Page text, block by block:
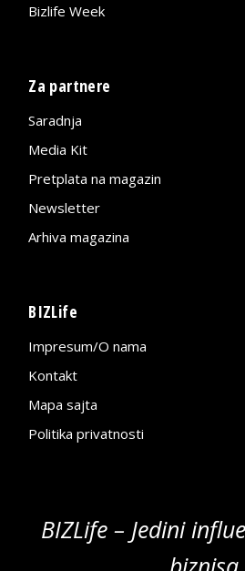
Bizlife Week
Za partnere
Saradnja
Media Kit
Pretplata na magazin
Newsletter
Arhiva magazina
BIZLife
Impresum/O nama
Kontakt
Mapa sajta
Politika privatnosti
BIZLife – Jedini